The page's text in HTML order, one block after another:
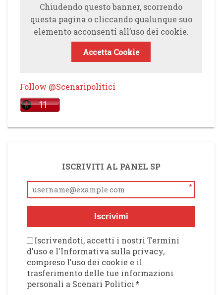
Chiudendo questo banner, scorrendo
questa pagina o cliccando qualunque suo
elemento acconsenti all’uso dei cookie.
Accetta Cookie
Follow @Scenaripolitici
ISCRIVITI AL PANEL SP
*
Iscrivimi
Iscrivendoti, accetti i nostri Termini
d'uso e l'Informativa sulla privacy,
compreso l'uso dei cookie e il
trasferimento delle tue informazioni
personali a Scenari Politici*